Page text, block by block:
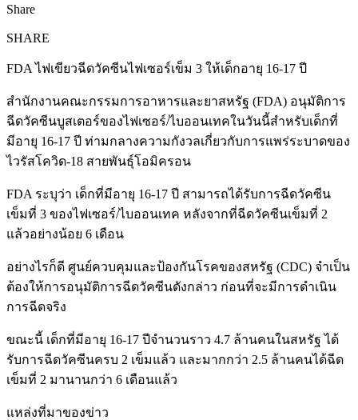
Share
SHARE
FDA ไฟเขียวฉีดวัคซีนไฟเซอร์เข็ม 3 ให้เด็กอายุ 16-17 ปี
สำนักงานคณะกรรมการอาหารและยาสหรัฐ (FDA) อนุมัติการ
ฉีดวัคซีนบูสเตอร์ของไฟเซอร์/ไบออนเทคในวันนี้สำหรับเด็กที่
มีอายุ 16-17 ปี ท่ามกลางความกังวลเกี่ยวกับการแพร่ระบาดของ
ไวรัสโควิด-18 สายพันธุ์โอมิครอน
FDA ระบุว่า เด็กที่มีอายุ 16-17 ปี สามารถได้รับการฉีดวัคซีน
เข็มที่ 3 ของไฟเซอร์/ไบออนเทค หลังจากที่ฉีดวัคซีนเข็มที่ 2
แล้วอย่างน้อย 6 เดือน
อย่างไรก็ดี ศูนย์ควบคุมและป้องกันโรคของสหรัฐ (CDC) จำเป็น
ต้องให้การอนุมัติการฉีดวัคซีนดังกล่าว ก่อนที่จะมีการดำเนิน
การฉีดจริง
ขณะนี้ เด็กที่มีอายุ 16-17 ปีจำนวนราว 4.7 ล้านคนในสหรัฐ ได้
รับการฉีดวัคซีนครบ 2 เข็มแล้ว และมากกว่า 2.5 ล้านคนได้ฉีด
เข็มที่ 2 มานานกว่า 6 เดือนแล้ว
แหล่งที่มาของข่าว